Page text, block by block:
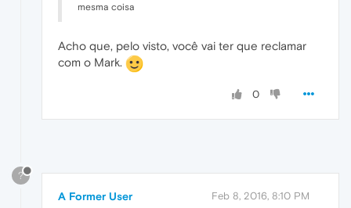
mesma coisa
Acho que, pelo visto, você vai ter que reclamar
com o Mark.
0
?
A Former User Feb 8, 2016, 8:10 PM